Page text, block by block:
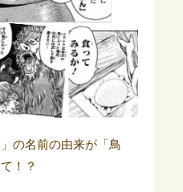
の名前の由来が「鳥
！？